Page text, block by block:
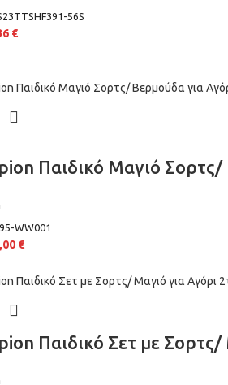
56S
€
Παιδικό Μαγιό
WW001
€
Παιδικό Σετ με